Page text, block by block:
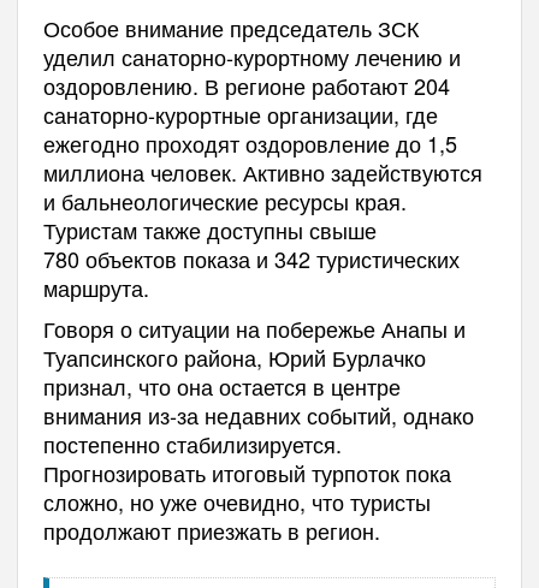
Особое внимание председатель ЗСК
уделил санаторно‑курортному лечению и
оздоровлению. В регионе работают 204
санаторно‑курортные организации, где
ежегодно проходят оздоровление до 1,5
миллиона человек. Активно задействуются
и бальнеологические ресурсы края.
Туристам также доступны свыше
780 объектов показа и 342 туристических
маршрута.
Говоря о ситуации на побережье Анапы и
Туапсинского района, Юрий Бурлачко
признал, что она остается в центре
внимания из‑за недавних событий, однако
постепенно стабилизируется.
Прогнозировать итоговый турпоток пока
сложно, но уже очевидно, что туристы
продолжают приезжать в регион.